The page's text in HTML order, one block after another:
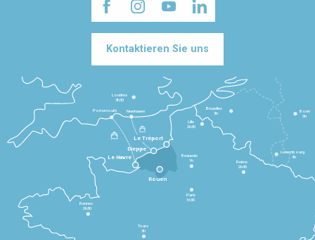
Kontaktieren Sie uns
Le Havre
Dieppe
Le Tréport
Rennes
2h30
Tours
3h
Paris
1h30
Beauvais
1h
Reims
2h45
Lille
2h30
Bruxelles
3h
Londres
3h30
Newhaven
Portsmouth
Bonn
5h
Luxembourg
4h
Rouen